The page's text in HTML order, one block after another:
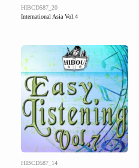
HIBCD587_20
International Asia Vol.4
HIBCD587_14